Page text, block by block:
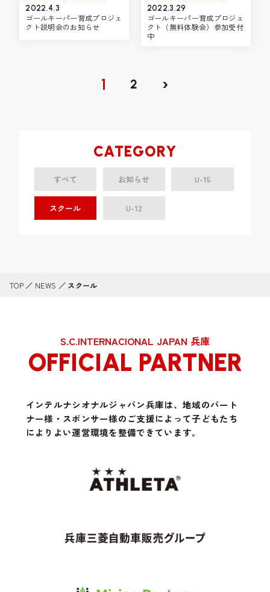
2022.4.3
ゴールキーパー育成プロジェ
クト説明会のお知らせ
2022.3.29
ゴールキーパー育成プロジェ
クト（無料体験会）参加受付
中
1 2 ›
CATEGORY
すべて お知らせ U-15
スクール U-12
TOP ／ NEWS ／ スクール
S.C.INTERNACIONAL JAPAN 兵庫
OFFICIAL PARTNER
インテルナシオナルジャパン兵庫は、地域のパート
ナー様・スポンサー様のご支援によって子どもたち
によりよい運営環境を整備できています。